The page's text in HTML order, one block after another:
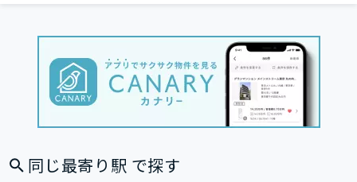
同じ最寄り駅 で探す